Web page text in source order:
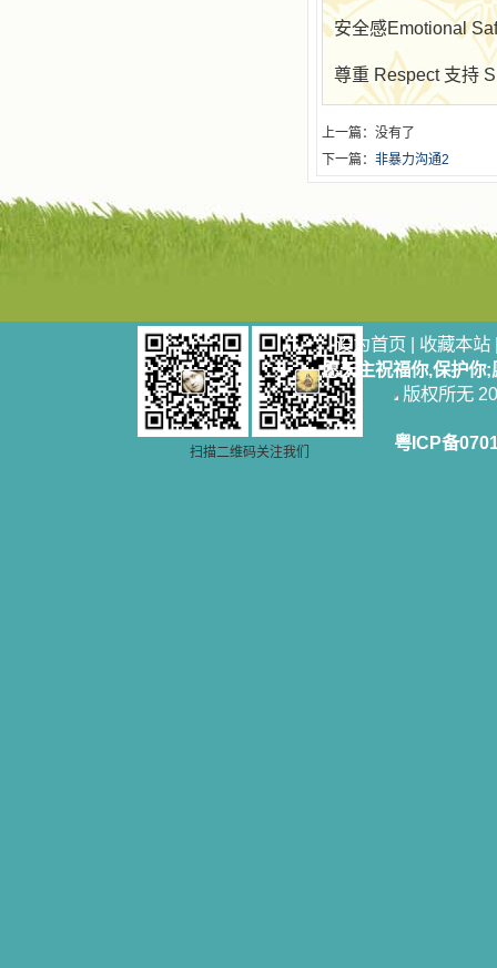
安全感Emotional
尊重 Respect 支持
上一篇：没有了
下一篇： 非暴力沟通2
扫描二维码关注我们
设为首页 | 收藏本站
愿天主祝福你,保护你
版权所无
粤ICP备